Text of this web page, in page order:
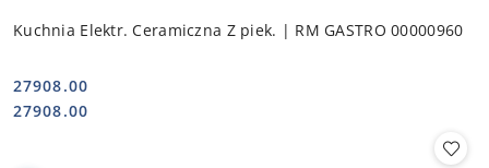
Kuchnia Elektr. Ceramiczna Z piek. | RM GASTRO 00000960
Cena:
27908.00
Cena:
27908.00